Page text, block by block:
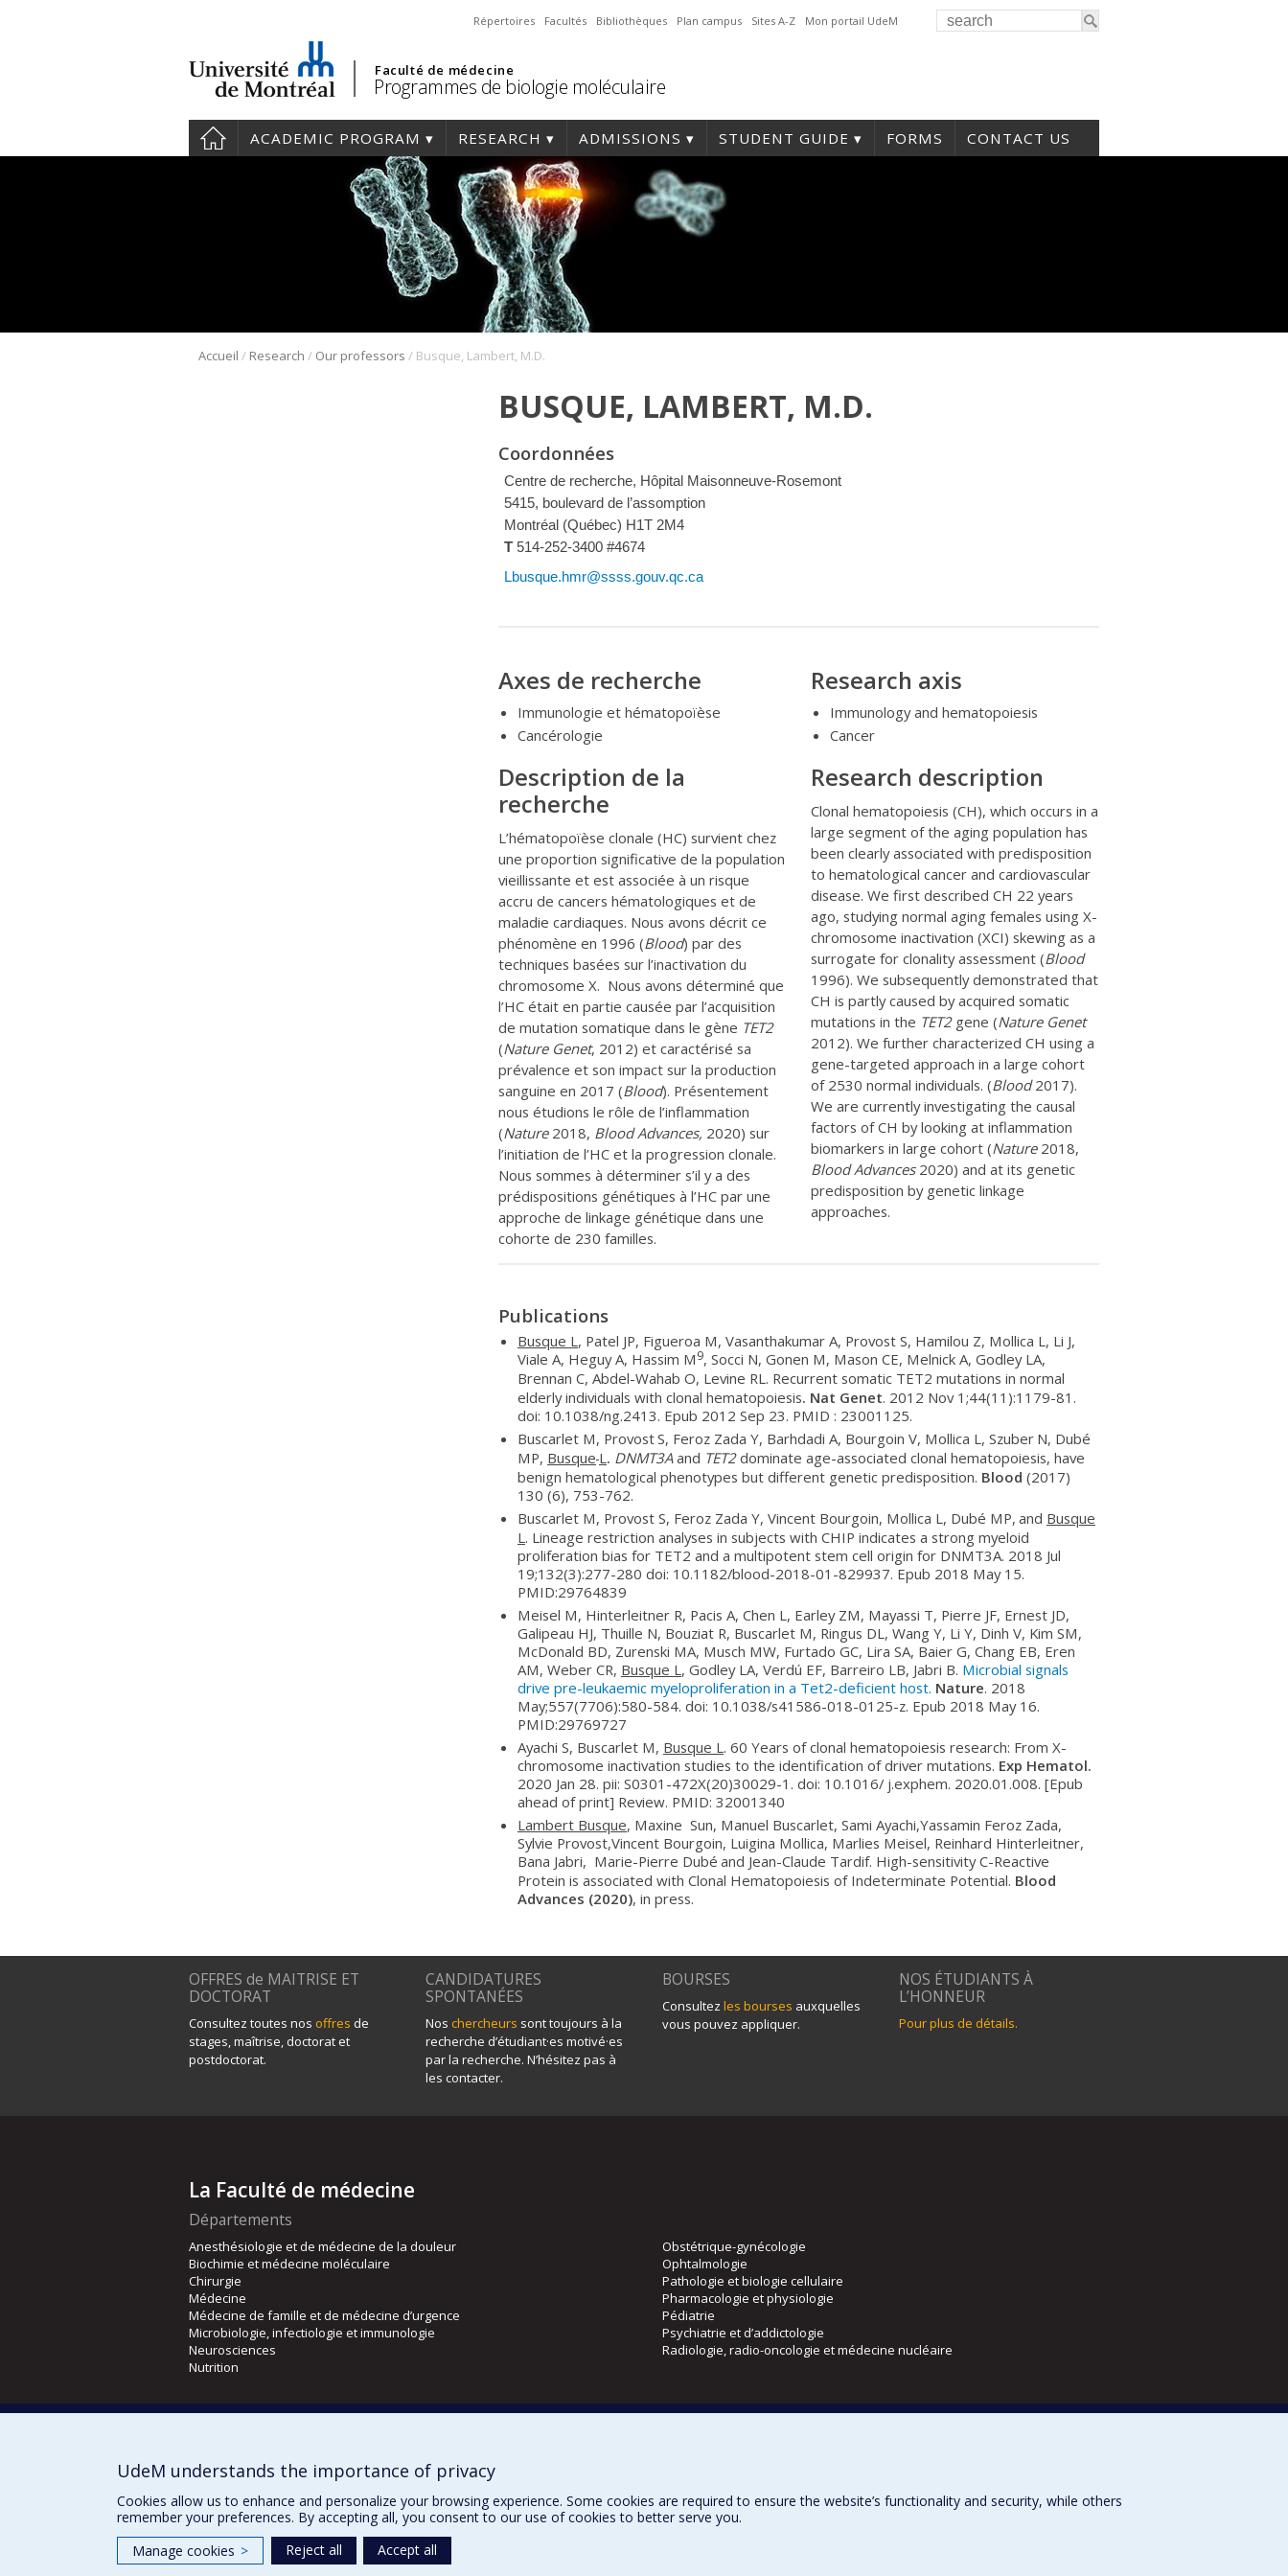
Répertoires Facultés Bibliothèques Plan campus Sites A-Z Mon portail UdeM
Faculté de médecine
Programmes de biologie moléculaire
ACADEMIC PROGRAM RESEARCH ADMISSIONS STUDENT GUIDE FORMS CONTACT US
Accueil / Research / Our professors / Busque, Lambert, M.D.
BUSQUE, LAMBERT, M.D.
Coordonnées
Centre de recherche, Hôpital Maisonneuve-Rosemont
5415, boulevard de l’assomption
Montréal (Québec) H1T 2M4
T 514-252-3400 #4674
Lbusque.hmr@ssss.gouv.qc.ca
Axes de recherche
Immunologie et hématopoïèse
Cancérologie
Description de la
recherche
L’hématopoïèse clonale (HC) survient chez
une proportion significative de la population
vieillissante et est associée à un risque
accru de cancers hématologiques et de
maladie cardiaques. Nous avons décrit ce
phénomène en 1996 (Blood) par des
techniques basées sur l’inactivation du
chromosome X. Nous avons déterminé que
l’HC était en partie causée par l’acquisition
de mutation somatique dans le gène TET2
(Nature Genet, 2012) et caractérisé sa
prévalence et son impact sur la production
sanguine en 2017 (Blood). Présentement
nous étudions le rôle de l’inflammation
(Nature2018, Blood Advances, 2020) sur
l’initiation de l’HC et la progression clonale.
Nous sommes à déterminer s’il y a des
prédispositions génétiques à l’HC par une
approche de linkage génétique dans une
cohorte de 230 familles.
Research axis
Immunology and hematopoiesis
Cancer
Research description
Clonal hematopoiesis (CH), which occurs in a
large segment of the aging population has
been clearly associated with predisposition
to hematological cancer and cardiovascular
disease. We first described CH 22 years
ago, studying normal aging females using X-
chromosome inactivation (XCI) skewing as a
surrogate for clonality assessment (Blood
1996). We subsequently demonstrated that
CH is partly caused by acquired somatic
mutations in the TET2gene (Nature Genet
2012). We further characterized CH using a
gene-targeted approach in a large cohort
of 2530 normal individuals. (Blood2017).
We are currently investigating the causal
factors of CH by looking at inflammation
biomarkers in large cohort (Nature2018,
Blood Advances2020) and at its genetic
predisposition by genetic linkage
approaches.
Publications
Busque L, Patel JP, Figueroa M, Vasanthakumar A, Provost S, Hamilou Z, Mollica L, Li J,
Viale A, Heguy A, Hassim M9, Socci N, Gonen M, Mason CE, Melnick A, Godley LA,
Brennan C, Abdel-Wahab O, Levine RL. Recurrent somatic TET2 mutations in normal
elderly individuals with clonal hematopoiesis. Nat Genet. 2012 Nov 1;44(11):1179-81.
doi: 10.1038/ng.2413. Epub 2012 Sep 23. PMID : 23001125.
Buscarlet M, ProvostS, Feroz Zada Y, Barhdadi A, Bourgoin V, Mollica L, Szuber N, Dubé
MP, Busque L. DNMT3Aand TET2dominate age-associated clonal hematopoiesis, have
benign hematological phenotypes but different genetic predisposition. Blood (2017)
130 (6), 753-762.
Buscarlet M, Provost S, Feroz Zada Y, Vincent Bourgoin, Mollica L, Dubé MP, and Busque
L. Lineage restriction analyses in subjects with CHIP indicates a strong myeloid
proliferation bias for TET2 and a multipotent stem cell origin for DNMT3A. 2018 Jul
19;132(3):277-280 doi: 10.1182/blood-2018-01-829937. Epub 2018 May 15.
PMID:29764839
Meisel M, Hinterleitner R, Pacis A, Chen L, Earley ZM, Mayassi T, Pierre JF, Ernest JD,
Galipeau HJ, Thuille N, Bouziat R, Buscarlet M, Ringus DL, Wang Y, Li Y, Dinh V, Kim SM,
McDonald BD, Zurenski MA, Musch MW, Furtado GC, Lira SA, Baier G, Chang EB, Eren
AM, Weber CR, Busque L, Godley LA, Verdú EF, Barreiro LB, Jabri B. Microbial signals
drive pre-leukaemic myeloproliferation in a Tet2-deficient host. Nature. 2018
May;557(7706):580-584. doi: 10.1038/s41586-018-0125-z. Epub 2018 May 16.
PMID:29769727
Ayachi S, Buscarlet M, Busque L. 60 Years of clonal hematopoiesis research: From X-
chromosome inactivation studies to the identification of driver mutations. Exp Hematol.
2020 Jan 28. pii: S0301-472X(20)30029-1. doi: 10.1016/ j.exphem. 2020.01.008. [Epub
ahead of print] Review. PMID: 32001340
Lambert Busque, Maxine Sun, Manuel Buscarlet, Sami Ayachi,Yassamin Feroz Zada,
Sylvie Provost,Vincent Bourgoin, Luigina Mollica, Marlies Meisel, Reinhard Hinterleitner,
Bana Jabri, Marie-Pierre Dubé and Jean-Claude Tardif. High-sensitivity C-Reactive
Protein is associated with Clonal Hematopoiesis of Indeterminate Potential. Blood
Advances (2020), in press.
OFFRES de MAITRISE ET
DOCTORAT
Consultez toutes nos offres de
stages, maîtrise, doctorat et
postdoctorat.
CANDIDATURES
SPONTANÉES
Nos chercheurs sont toujours à la
recherche d’étudiant·es motivé·es
par la recherche. N’hésitez pas à
les contacter.
BOURSES
Consultez les bourses auxquelles
vous pouvez appliquer.
NOS ÉTUDIANTS À
L’HONNEUR
Pour plus de détails.
La Faculté de médecine
Départements
Anesthésiologie et de médecine de la douleur
Biochimie et médecine moléculaire
Chirurgie
Médecine
Médecine de famille et de médecine d’urgence
Microbiologie, infectiologie et immunologie
Neurosciences
Nutrition
Obstétrique-gynécologie
Ophtalmologie
Pathologie et biologie cellulaire
Pharmacologie et physiologie
Pédiatrie
Psychiatrie et d’addictologie
Radiologie, radio-oncologie et médecine nucléaire
Écoles
Réadaptation
Directions
UdeM understands the importance of privacy
Cookies allow us to enhance and personalize your browsing experience. Some cookies are required to ensure the website’s functionality and security, while others
remember your preferences. By accepting all, you consent to our use of cookies to better serve you.
Manage cookies > Reject all Accept all